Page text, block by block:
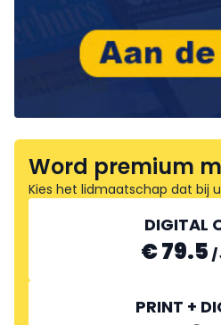
Word premium
Kies het lidmaatschap dat bij
DIGITAL
€ 79.5 /
PRINT +